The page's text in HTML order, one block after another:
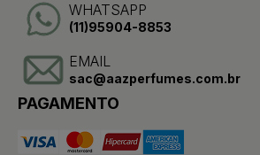
WHATSAPP
(11)95904-8853
EMAIL
sac@aazperfumes.com.br
PAGAMENTO